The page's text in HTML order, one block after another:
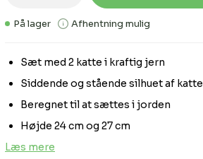
Sæt med 2 katte i kraftig jern
Siddende og stående silhuet af katte
Beregnet til at sættes i jorden
Højde 24 cm og 27 cm
Læs mere
På lager Afhentning mulig